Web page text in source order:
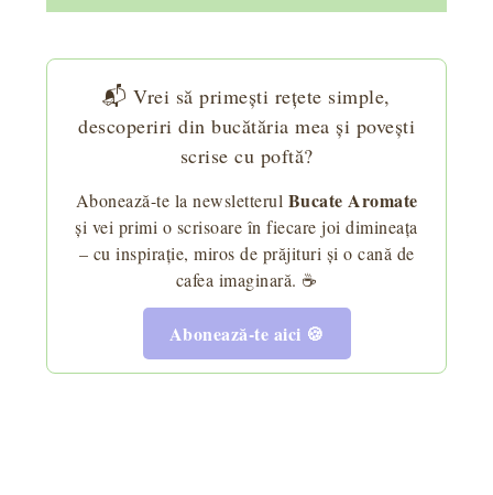
📬 Vrei să primești rețete simple,
descoperiri din bucătăria mea și povești
scrise cu poftă?
Abonează-te la newsletterul Bucate Aromate
și vei primi o scrisoare în fiecare joi dimineața
– cu inspirație, miros de prăjituri și o cană de
cafea imaginară. ☕
Abonează-te aici 🍪